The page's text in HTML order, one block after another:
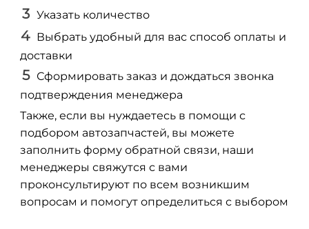
Указать количество
Выбрать удобный для вас способ оплаты и
доставки
Сформировать заказ и дождаться звонка
подтверждения менеджера
Также, если вы нуждаетесь в помощи с
подбором автозапчастей, вы можете
заполнить форму обратной связи, наши
менеджеры свяжутся с вами
проконсультируют по всем возникшим
вопросам и помогут определиться с выбором